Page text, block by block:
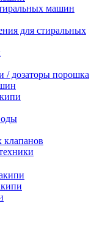
машин
для стиральных
/ дозаторы порошка
клапанов